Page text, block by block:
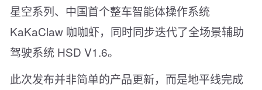
星空系列、中国首个整车智能体操作系统
KaKaClaw 咖咖虾，同时同步迭代了全场景辅助
驾驶系统 HSD V1.6。
此次发布并非简单的产品更新，而是地平线完成